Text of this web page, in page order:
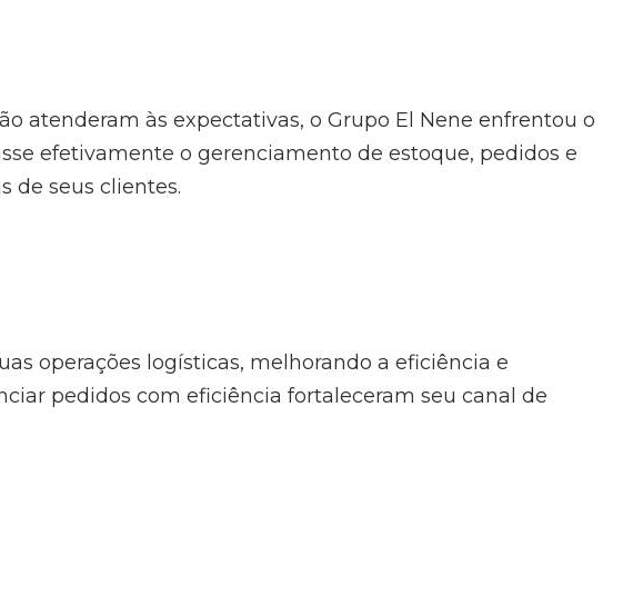
atenderam às expectativas, o Grupo El Nene enfrentou o
efetivamente o gerenciamento de estoque, pedidos e
de seus clientes.
operações logísticas, melhorando a eficiência e
pedidos com eficiência fortaleceram seu canal de